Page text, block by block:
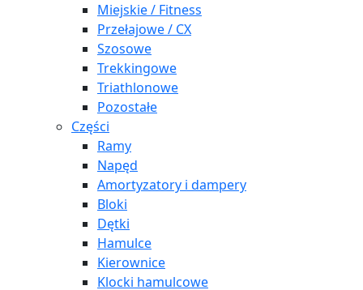
Miejskie / Fitness
Przełajowe / CX
Szosowe
Trekkingowe
Triathlonowe
Pozostałe
Części
Ramy
Napęd
Amortyzatory i dampery
Bloki
Dętki
Hamulce
Kierownice
Klocki hamulcowe